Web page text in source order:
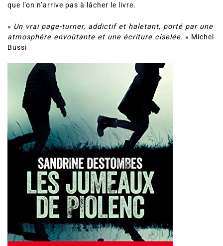
que l’on n’arrive pas à lâcher le livre.
» Un vrai page-turner, addictif et haletant, porté par une
atmosphère envoûtante et une écriture ciselée. » Michel
Bussi